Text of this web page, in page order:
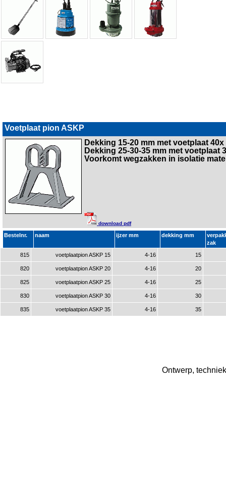
Voetplaat pion ASKP
Dekking 15-20 mm met voetplaat 40x
Dekking 25-30-35 mm met voetplaat
Voorkomt wegzakken in isolatie
download pdf
Bestelnr. naam ijzer mm dekking mm
zak
815
voetplaatpion ASKP 15 4-16 15
820 voetplaatpion ASKP 20 4-16 20
825 voetplaatpion ASKP 25 4-16 25
830 voetplaatpion ASKP 30 4-16 30
835 voetplaatpion ASKP 35 4-16 35
Ontwerp,